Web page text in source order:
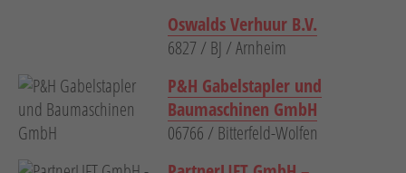
Oswalds Verhuur B.V.
6827 / BJ / Arnheim
P&H Gabelstapler und
Baumaschinen GmbH
06766 / Bitterfeld-Wolfen